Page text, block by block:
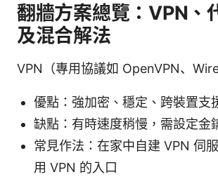
翻牆方案總覽：VPN、
及混合解法
VPN（專用協議如 OpenVPN、
優點：強加密、穩定、跨裝置支
缺點：有時速度稍慢，需設定金
常見作法：在家中自建 VPN 伺
用 VPN 的入口